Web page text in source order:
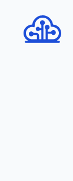
content